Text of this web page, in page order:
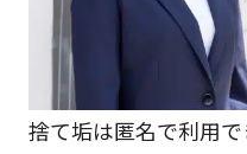
捨て垢は匿名で利用